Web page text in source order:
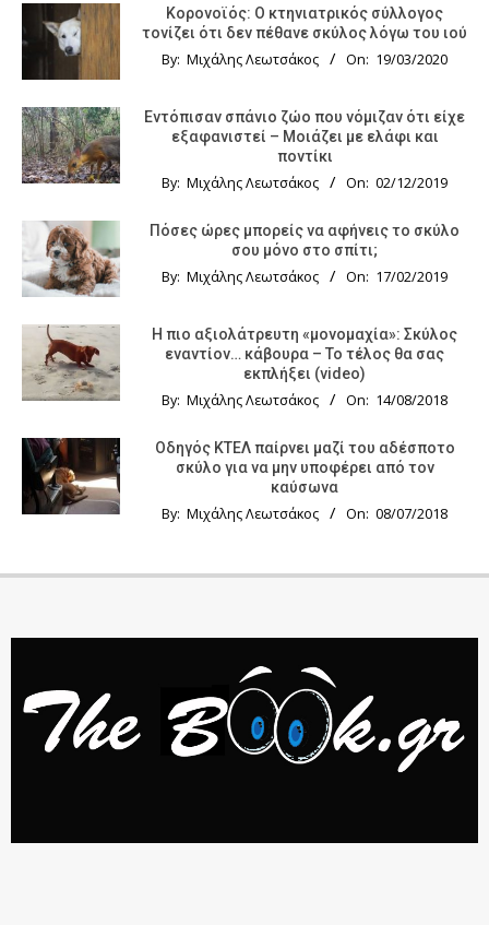
Κορονοϊός: Ο κτηνιατρικός σύλλογος
τονίζει ότι δεν πέθανε σκύλος λόγω του ιού
By: Μιχάλης Λεωτσάκος On: 19/03/2020
Εντόπισαν σπάνιο ζώο που νόμιζαν ότι είχε
εξαφανιστεί – Μοιάζει με ελάφι και
ποντίκι
By: Μιχάλης Λεωτσάκος On: 02/12/2019
Πόσες ώρες μπορείς να αφήνεις το σκύλο
σου μόνο στο σπίτι;
By: Μιχάλης Λεωτσάκος On: 17/02/2019
Η πιο αξιολάτρευτη «μονομαχία»: Σκύλος
εναντίον… κάβουρα – Το τέλος θα σας
εκπλήξει (video)
By: Μιχάλης Λεωτσάκος On: 14/08/2018
Οδηγός KTΕΛ παίρνει μαζί του αδέσποτο
σκύλο για να μην υποφέρει από τον
καύσωνα
By: Μιχάλης Λεωτσάκος On: 08/07/2018